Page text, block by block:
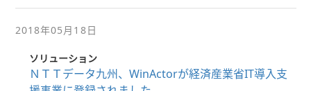
2018年05月18日
ソリューション
ＮＴＴデータ九州、WinActorが経済産業省IT導入支